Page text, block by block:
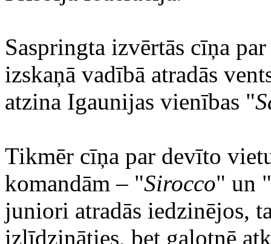
Saspringta izvērtās cīņa
izskaņā vadībā atradās
atzina Igaunijas vienības "
Tikmēr cīņa par devīto
komandām – "Sirocco" un
juniori atradās iedzinējos,
izlīdzināties, bet galotnē